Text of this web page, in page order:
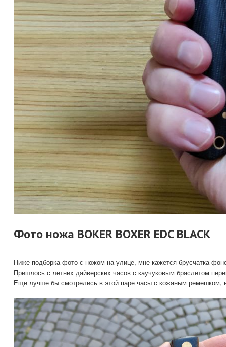
Фото ножа BOKER BOXER EDC BLACK
Ниже подборка фото с ножом на улице, мне кажется брусчатка
Пришлось с летних дайверских часов с каучуковым браслетом
Еще лучше бы смотрелись в этой паре часы с кожаным ремешком,